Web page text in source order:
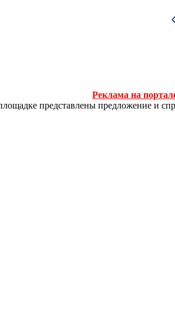
Реклама на
представлены предложение и